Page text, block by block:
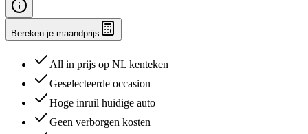
Bereken je maandprijs
All in prijs op NL kenteken
Geselecteerde occasion
Hoge inruil huidige auto
Geen verborgen kosten